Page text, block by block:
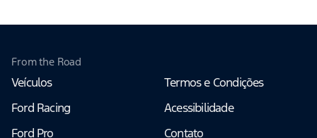
From the Road
Veículos
Ford Racing
Ford Pro
Termos e Condições
Acessibilidade
Contato